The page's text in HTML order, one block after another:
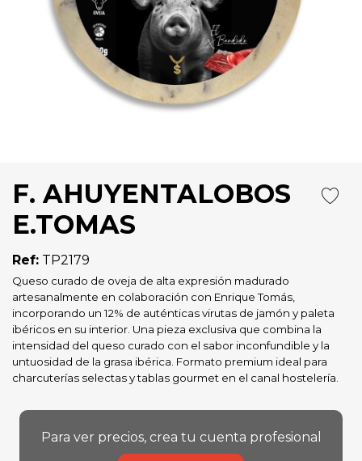
F. AHUYENTALOBOS
E.TOMAS
Ref: TP2179
Queso curado de oveja de alta expresión madurado
artesanalmente en colaboración con Enrique Tomás,
incorporando un 12% de auténticas virutas de jamón y paleta
ibéricos en su interior. Una pieza exclusiva que combina la
intensidad del queso curado con el sabor inconfundible y la
untuosidad de la grasa ibérica. Formato premium ideal para
charcuterías selectas y tablas gourmet en el canal hostelería.
Para ver precios, crea tu cuenta profesional